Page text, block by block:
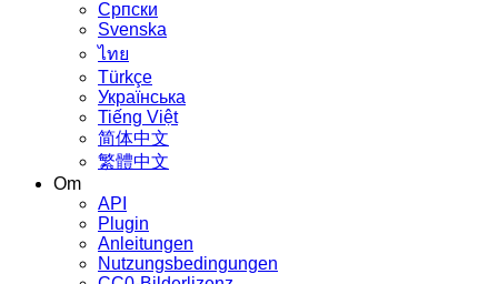
Српски
Svenska
ไทย
Türkçe
Українська
Tiếng Việt
简体中文
繁體中文
Om
API
Plugin
Anleitungen
Nutzungsbedingungen